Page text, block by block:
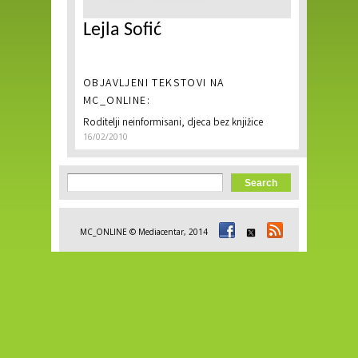
Lejla Sofić
OBJAVLJENI TEKSTOVI NA
MC_ONLINE:
Roditelji neinformisani, djeca bez knjižice
16/02/2010
Search form
Search
MC_ONLINE © Mediacentar, 2014